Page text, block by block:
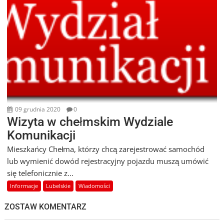
09 grudnia 2020 0
Wizyta w chełmskim Wydziale
Komunikacji
Mieszkańcy Chełma, którzy chcą zarejestrować samochód
lub wymienić dowód rejestracyjny pojazdu muszą umówić
się telefonicznie z...
Informacje Lubelskie Wiadomości
ZOSTAW KOMENTARZ